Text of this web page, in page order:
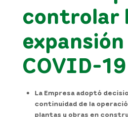
controlar
COVID-19
La Empresa adoptó
continuidad de la
plantas y obras en